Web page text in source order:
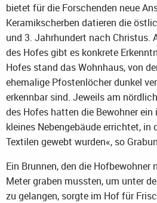
bietet für die Forschenden neue
Keramikscherben datieren die
und 3. Jahrhundert nach Christus.
des Hofes gibt es konkrete
Hofes stand das Wohnhaus, von
ehemalige Pfostenlöcher dunkel
erkennbar sind. Jeweils am
des Hofes hatten die Bewohner
kleines Nebengebäude errichtet, in
Textilen gewebt wurden«, so
Ein Brunnen, den die Hofbewohner
Meter graben mussten, um unter
zu gelangen, sorgte im Hof für